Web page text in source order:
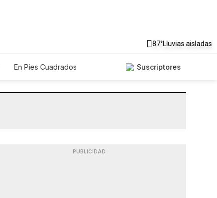
87°Lluvias aisladas
En Pies Cuadrados
Suscriptores
PUBLICIDAD